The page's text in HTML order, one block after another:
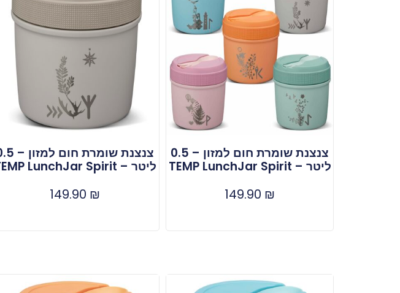
צנצנת שומרת חום למזון – 0.5
ליטר – TEMP LunchJar Spirit
149.90 ₪
צנצנת שומרת חום
ליטר – TEMP LunchJar Spirit
149.90 ₪